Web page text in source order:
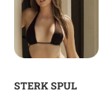
STERK SPUL